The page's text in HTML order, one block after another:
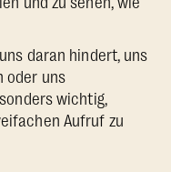
daran hindert, uns
oder uns
wichtig,
Aufruf zu